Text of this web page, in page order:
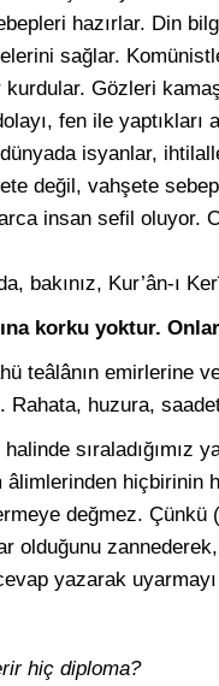
hazırlar. Din
sağlar.
Gözleri
fen ile
isyanlar,
değil, vahşete
insan sefil oluyor.
bakınız, Kur’ân-ı
korku yoktur.
teâlânın emirlerine
Rahata, huzura,
sıraladığımız
hiçbirinin
değmez.
olduğunu
yazarak
hiç diploma?